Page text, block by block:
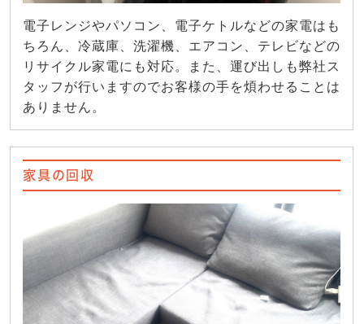
電子レンジやパソコン、電子ケトルなどの家電はも
ちろん、冷蔵庫、洗濯機、エアコン、テレビなどの
リサイクル家電にも対応。また、運び出しも弊社ス
タッフが行いますのでお客様の手を煩わせることは
ありません。
家具の回収